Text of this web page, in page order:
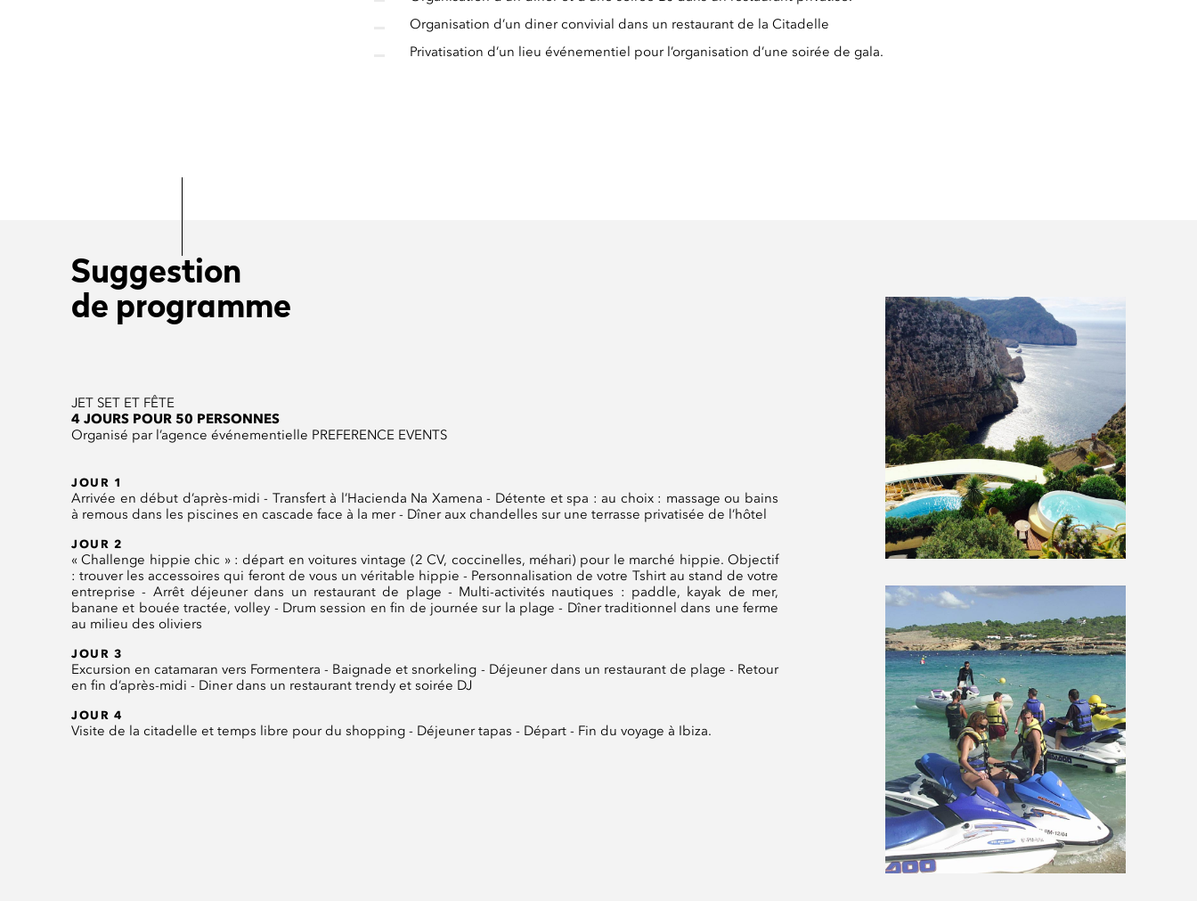
Organisation d’un diner convivial dans un restaurant de la Citadelle
Privatisation d’un lieu événementiel pour l’organisation d’une soirée de gala.
Suggestion
de programme
JET SET ET FÊTE
4 JOURS POUR 50 PERSONNES
Organisé par l’agence événementielle PREFERENCE EVENTS
JOUR 1
Arrivée en début d’après-midi - Transfert à l’Hacienda Na Xamena - Détente et spa : au choix : massage ou bains
à remous dans les piscines en cascade face à la mer - Dîner aux chandelles sur une terrasse privatisée de l’hôtel
JOUR 2
« Challenge hippie chic » : départ en voitures vintage (2 CV, coccinelles, méhari) pour le marché hippie. Objectif
: trouver les accessoires qui feront de vous un véritable hippie - Personnalisation de votre Tshirt au stand de votre
entreprise - Arrêt déjeuner dans un restaurant de plage - Multi-activités nautiques : paddle, kayak de mer,
banane et bouée tractée, volley - Drum session en fin de journée sur la plage - Dîner traditionnel dans une ferme
au milieu des oliviers
JOUR 3
Excursion en catamaran vers Formentera - Baignade et snorkeling - Déjeuner dans un restaurant de plage - Retour
en fin d’après-midi - Diner dans un restaurant trendy et soirée DJ
JOUR 4
Visite de la citadelle et temps libre pour du shopping - Déjeuner tapas - Départ - Fin du voyage à Ibiza.